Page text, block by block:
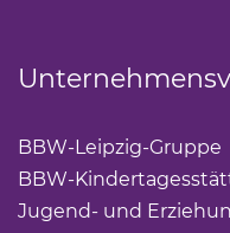
BBW-Leipzig-Gruppe
BBW-
Jugend- und